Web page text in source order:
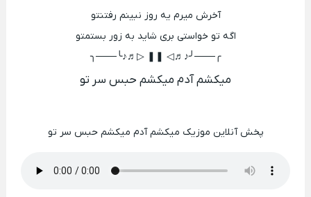
آخرش میرم یه روز نبینم رفتنتو
اگه تو خواستی بری شاید به زور بستمتو
╭───╯♪♬◁ ❚❚ ▷♬♪╰───╮
میکشم آدم میکشم حبس سر تو
پخش آنلاین موزیک میکشم آدم میکشم حبس سر تو